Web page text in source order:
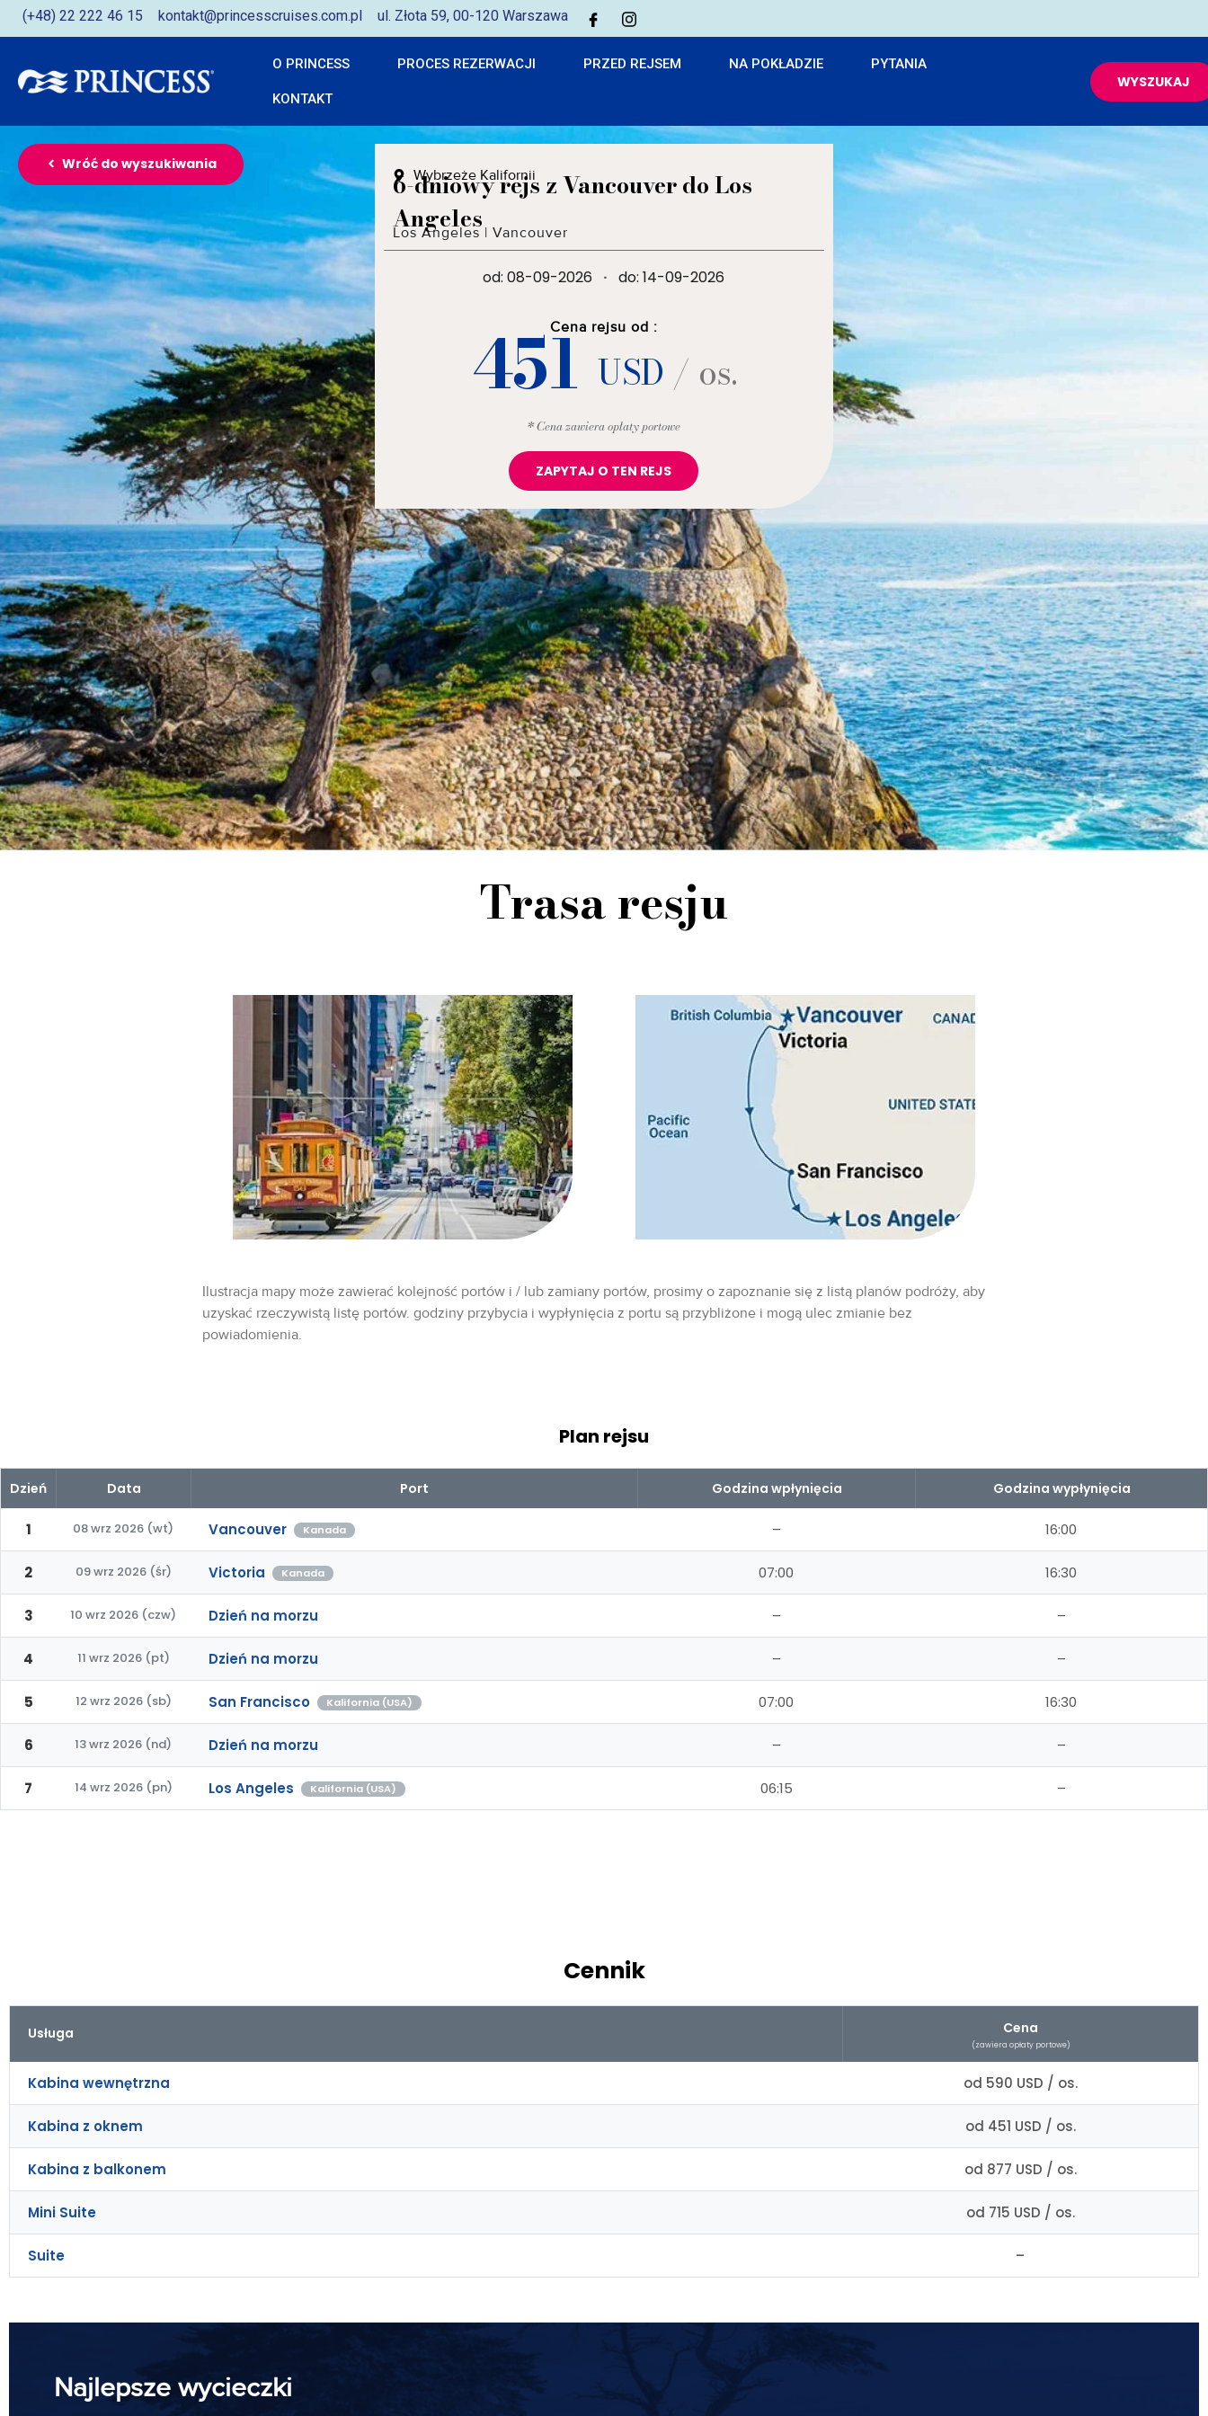
(+48) 22 222 46 15 kontakt@princesscruises.com.pl ul. Złota 59, 00-120 Warszawa
O PRINCESS PROCES REZERWACJI PRZED REJSEM NA POKŁADZIE PYTANIA
KONTAKT
WYSZUKAJ
Wróć do wyszukiwania
Wybrzeże Kalifornii
6-dniowy rejs z Vancouver do Los
Angeles
Los Angeles |Vancouver
od: 08-09-2026 · do: 14-09-2026
Cena rejsu od :
451USD / os.
* Cena zawiera opłaty portowe
ZAPYTAJ O TEN REJS
Trasa resju
Ilustracja mapy może zawierać kolejność portów i / lub zamiany portów, prosimy o zapoznanie się z listą planów podróży, aby
uzyskać rzeczywistą listę portów. godziny przybycia i wypłynięcia z portu są przybliżone i mogą ulec zmianie bez
powiadomienia.
Plan rejsu
Dzień Data Port Godzina wpłynięcia Godzina wypłynięcia
1 08 wrz 2026 (wt) Vancouver Kanada – 16:00
2 09 wrz 2026 (śr) Victoria Kanada 07:00 16:30
3 10 wrz 2026 (czw) Dzień na morzu – –
4 11 wrz 2026 (pt) Dzień na morzu – –
5 12 wrz 2026 (sb) San Francisco Kalifornia (USA) 07:00 16:30
6 13 wrz 2026 (nd) Dzień na morzu – –
7 14 wrz 2026 (pn) Los Angeles Kalifornia (USA) 06:15 –
Cennik
Usługa Cena
(zawiera opłaty portowe)
Kabina wewnętrzna od 590 USD / os.
Kabina z oknem od 451 USD / os.
Kabina z balkonem od 877 USD / os.
Mini Suite od 715 USD / os.
Suite –
Najlepsze wycieczki